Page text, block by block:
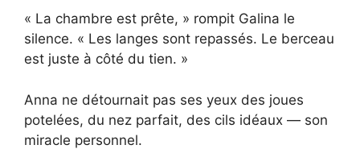
« La chambre est prête, » rompit Galina le
silence. « Les langes sont repassés. Le berceau
est juste à côté du tien. »
Anna ne détournait pas ses yeux des joues
potelées, du nez parfait, des cils idéaux — son
miracle personnel.